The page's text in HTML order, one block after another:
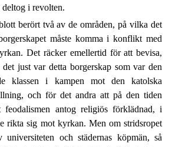
deltog i revolten.
berört två av de områden, på vilka det
måste komma i konflikt med
Det räcker emellertid för att bevisa,
just var detta borgerskap som var den
klassen i kampen mot den katolska
och för det andra att på den tiden
feodalismen antog religiös förklädnad, i
rikta sig mot kyrkan. Men om stridsropet
universiteten och städernas köpmän, så